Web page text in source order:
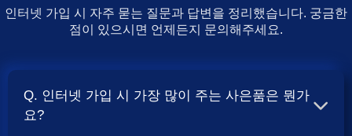
인터넷 가입 시 자주 묻는 질문과 답변을 정리했습니다. 궁금한
점이 있으시면 언제든지 문의해주세요.
Q. 인터넷 가입 시 가장 많이 주는 사은품은 뭔가
요?